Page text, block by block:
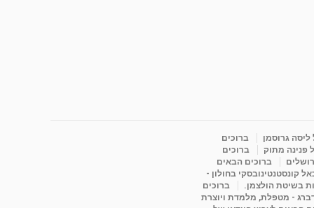
גרוסמן
ברוכים
פנינה מתוק
ברוכים
ברוכים הבאים
קונסטנטינובסקי בחולון -
בשיטת הולצמן.
ברוכים
- מטפלת, מלמדת ויוצרת